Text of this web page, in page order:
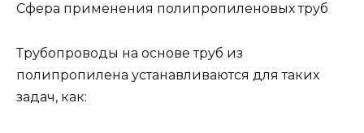
Сфера применения полипропиленовых труб
Трубопроводы на основе труб из
полипропилена устанавливаются для таких
задач, как: